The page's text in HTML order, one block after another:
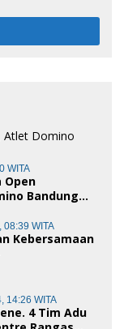
WITA
Open
Bandung
WITA
Kebersamaan
14:26 WITA
4 Tim Adu